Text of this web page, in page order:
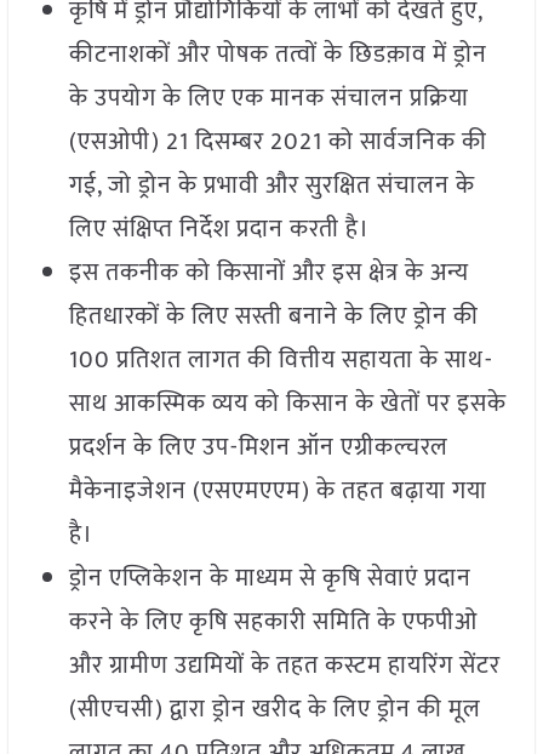
कृषि में ड्रोन प्रौद्योगिकियों के लाभों को देखते हुए,
कीटनाशकों और पोषक तत्वों के छिडक़ाव में ड्रोन
के उपयोग के लिए एक मानक संचालन प्रक्रिया
(एसओपी) 21 दिसम्बर 2021 को सार्वजनिक की
गई, जो ड्रोन के प्रभावी और सुरक्षित संचालन के
लिए संक्षिप्त निर्देश प्रदान करती है।
इस तकनीक को किसानों और इस क्षेत्र के अन्य
हितधारकों के लिए सस्ती बनाने के लिए ड्रोन की
100 प्रतिशत लागत की वित्तीय सहायता के साथ-
साथ आकस्मिक व्यय को किसान के खेतों पर इसके
प्रदर्शन के लिए उप-मिशन ऑन एग्रीकल्चरल
मैकेनाइजेशन (एसएमएएम) के तहत बढ़ाया गया
है।
ड्रोन एप्लिकेशन के माध्यम से कृषि सेवाएं प्रदान
करने के लिए कृषि सहकारी समिति के एफपीओ
और ग्रामीण उद्यमियों के तहत कस्टम हायरिंग सेंटर
(सीएचसी) द्वारा ड्रोन खरीद के लिए ड्रोन की मूल